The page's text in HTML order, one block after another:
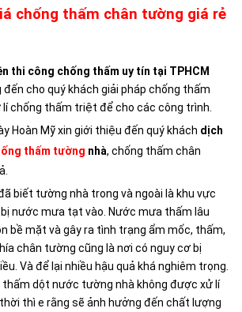
chống thấm chân tường giá rẻ
thi công chống thấm uy tín tại TPHCM
cho quý khách giải pháp chống thấm
lí chống thấm triệt để cho các công trình.
Hoàn Mỹ xin giới thiệu đến quý khách dịch
thấm tường nhà, chống thấm chân
biết tường nhà trong và ngoài là khu vực
nước mưa tạt vào. Nước mưa thấm lâu
bề mặt và gây ra tình trạng ẩm mốc, thấm,
chân tường cũng là nơi có nguy cơ bị
Và để lại nhiều hậu quả khá nghiêm trọng.
thấm dột nước tường nhà không được xử lí
thì e rằng sẽ ảnh hưởng đến chất lượng